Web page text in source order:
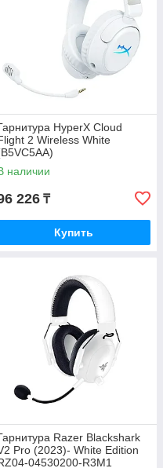
HyperX Cloud
2 Wireless White
наличии
226 ₸
Купить
Razer Blackshark
Pro (2023)- White Edition
04530200-R3M1